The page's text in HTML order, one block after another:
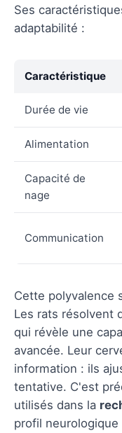
Ses
adaptabilité :
Caractéristique
Durée de vie
Alimentation
Capacité de
nage
Communication
Cette polyvalence
Les rats résolvent
qui révèle une
avancée. Leur
information : ils
tentative. C'est
utilisés dans la
profil